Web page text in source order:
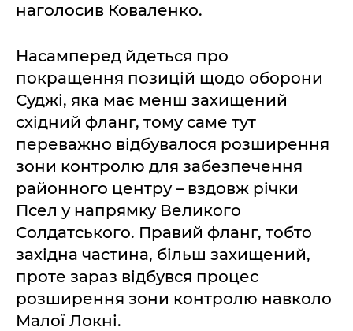
наголосив Коваленко.
Насамперед йдеться про
покращення позицій щодо оборони
Суджі, яка має менш захищений
східний фланг, тому саме тут
переважно відбувалося розширення
зони контролю для забезпечення
районного центру – вздовж річки
Псел у напрямку Великого
Солдатського. Правий фланг, тобто
західна частина, більш захищений,
проте зараз відбувся процес
розширення зони контролю навколо
Малої Локні.